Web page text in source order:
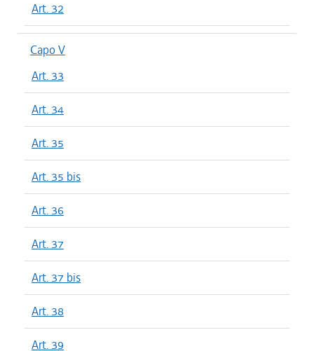
Art. 32
Capo V
Art. 33
Art. 34
Art. 35
Art. 35 bis
Art. 36
Art. 37
Art. 37 bis
Art. 38
Art. 39